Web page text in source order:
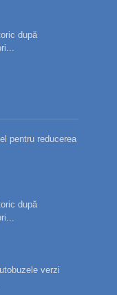
după
pentru reducerea
după
verzi